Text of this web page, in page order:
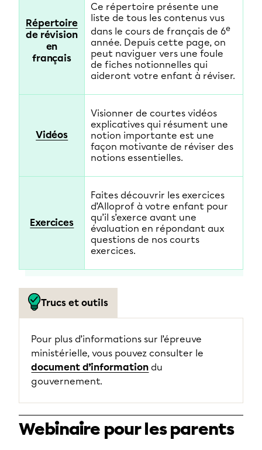
Répertoire
de révision
en
français
Ce répertoire présente une
liste de tous les contenus vus
dans le cours de français de 6e
année. Depuis cette page, on
peut naviguer vers une foule
de fiches notionnelles qui
aideront votre enfant à réviser.
Vidéos
Visionner de courtes vidéos
explicatives qui résument une
notion importante est une
façon motivante de réviser des
notions essentielles.
Exercices
Faites découvrir les exercices
d’Alloprof à votre enfant pour
qu’il s’exerce avant une
évaluation en répondant aux
questions de nos courts
exercices.
Trucs et outils
Pour plus d’informations sur l’épreuve
ministérielle, vous pouvez consulter le
document d’information du
gouvernement.
Webinaire pour les parents